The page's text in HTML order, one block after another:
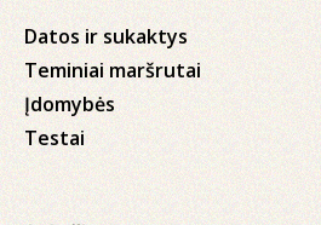
Datos ir sukaktys
Teminiai maršrutai
Įdomybės
Testai